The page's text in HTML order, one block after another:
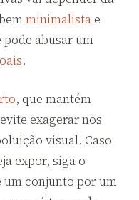
minimalistae
abusar um
.
, que mantém
exagerar nos
visual. Caso
expor, siga o
conjunto por um